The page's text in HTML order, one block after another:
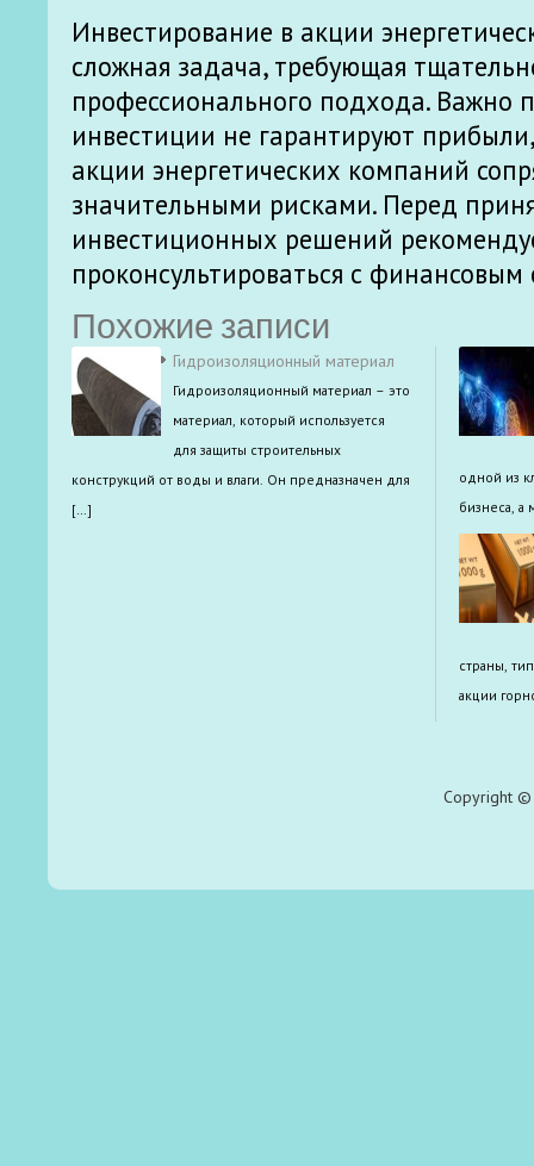
Инвестирование в акции
сложная задача, требующая
профессионального подхода. Важно
инвестиции не гарантируют
акции энергетических компаний
значительными рисками. Перед
инвестиционных решений
проконсультироваться с финансовым
Похожие записи
Гидроизоляционный материал
Гидроизоляционный материал – это
материал, который используется
для защиты строительных
конструкций от воды и влаги. Он предназначен для
[…]
одной из
бизнеса, а
страны,
акции
Copyright ©